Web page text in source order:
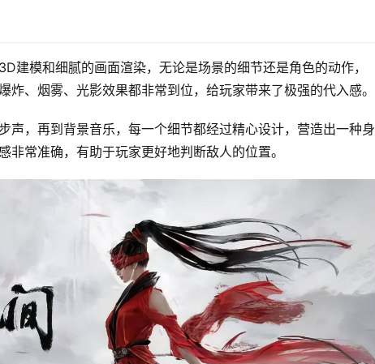
建模和细腻的画面渲染，无论是场景的细节还是角色的动作，
、烟雾、光影效果都非常到位，给玩家带来了极强的代入感。
声，再到背景音乐，每一个细节都经过精心设计，营造出一种身
常准确，有助于玩家更好地判断敌人的位置。